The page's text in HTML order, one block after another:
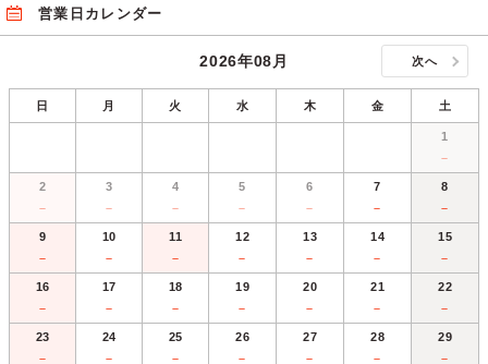
営業日カレンダー
2026年08月 次へ
日 月 火 水 木 金 土
1
－
2
－
3
－
4
－
5
－
6
－
7
－
8
－
9
－
10
－
11
－
12
－
13
－
14
－
15
－
16
－
17
－
18
－
19
－
20
－
21
－
22
－
23
－
24
－
25
－
26
－
27
－
28
－
29
－